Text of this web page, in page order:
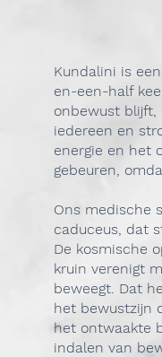
Kundalini is
en-een-half
onbewust blijft,
iedereen en
energie en het
gebeuren,
Ons medische
caduceus, dat
De kosmische
kruin verenigt
beweegt. Dat
het bewustzijn
het ontwaakte
indalen van